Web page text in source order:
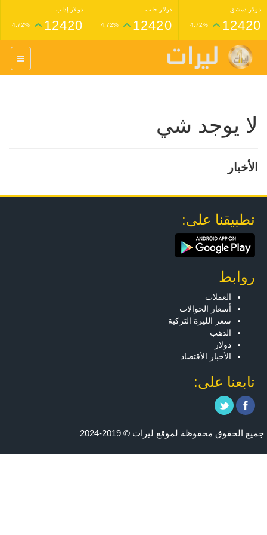
دولار دمشق
12420
4.72%
دولار حلب
12420
4.72%
دولار إدلب
12420
4.72%
غرام عيار 24 ذهب
1,398,000
4.33%
1,227,000
لا يوجد شي
الأخبار
تطبيقنا على:
روابط
العملات
أسعار الحوالات
سعر الليرة التركية
الذهب
دولار
الأخبار الأقتصاد
تابعنا على:
جميع الحقوق محفوظة لموقع ليرات © 2019-2024